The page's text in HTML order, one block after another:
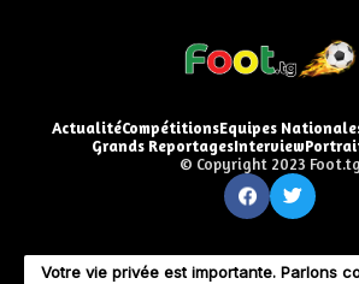
ActualitéCompétitionsEquipes
Grands ReportagesInterview
© Copyright 2023 Foot.tg
Votre vie privée est importante. Parlons